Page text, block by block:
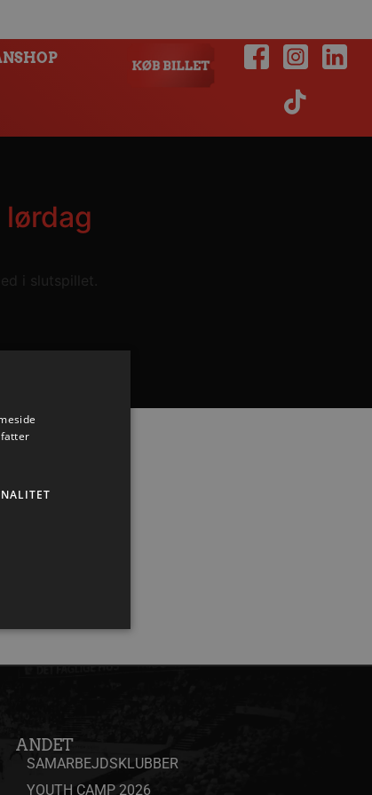
i slutspillet.
ANDET
SAMARBEJDSKLUBBER
YOUTH CAMP 2026
klienter bag en